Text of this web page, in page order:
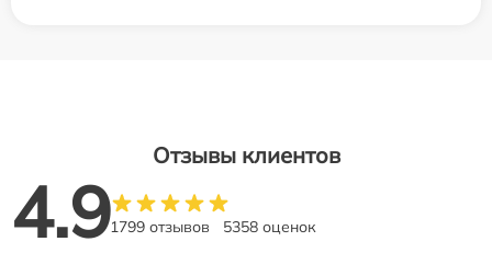
Отзывы клиентов
4.91799 отзывов 5358 оценок